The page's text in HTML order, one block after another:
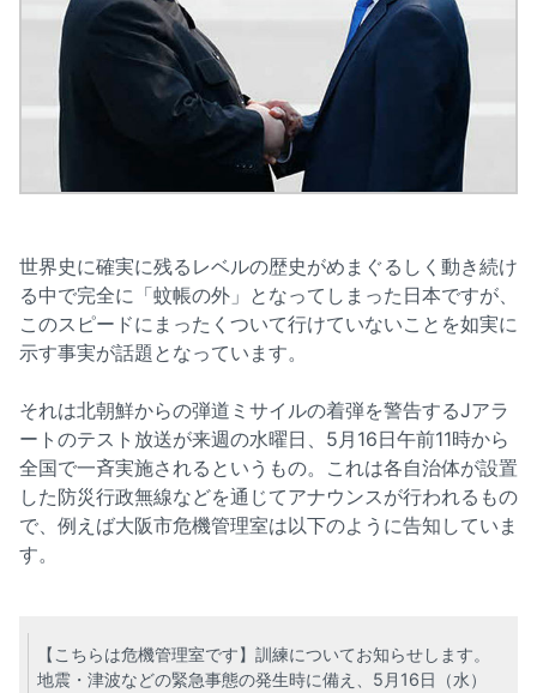
世界史に確実に残るレベルの歴史がめまぐるしく動き続け
る中で完全に「蚊帳の外」となってしまった日本ですが、
このスピードにまったくついて行けていないことを如実に
示す事実が話題となっています。
それは北朝鮮からの弾道ミサイルの着弾を警告するJアラ
ートのテスト放送が来週の水曜日、5月16日午前11時から
全国で一斉実施されるというもの。これは各自治体が設置
した防災行政無線などを通じてアナウンスが行われるもの
で、例えば大阪市危機管理室は以下のように告知していま
す。
【こちらは危機管理室です】訓練についてお知らせします。
地震・津波などの緊急事態の発生時に備え、5月16日（水）